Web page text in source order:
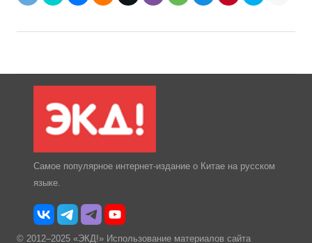
Самое популярное интернет-издание о Китае на русском
языке.
© 2012–2025 «ЭКД!» Использование материалов сайта